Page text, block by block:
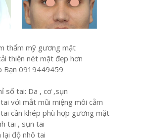
thẩm mỹ gương mặt
thiện nét mặt đẹp hơn
Bạn 0919449459
số tai: Da , cơ ,sụn
với mắt mũi miệng môi cằm
cần khép phù hợp gương mặt
tai , sụn tai
lại độ nhô tai